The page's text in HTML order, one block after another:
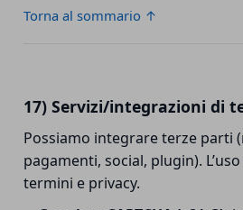
Torna al sommario ↑
17) Servizi/integrazioni di
Possiamo integrare terze parti
pagamenti, social, plugin).
termini e privacy.